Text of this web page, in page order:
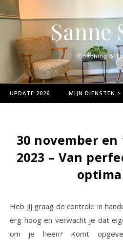
Spring naar inhoud
Sanne
Coaching &
UPDATE 2026 MIJN DIENSTEN >
30 november en
2023 – Van
Heb jij graag de controle in handen? Leg je de lat vaak wel
erg hoog en verwacht je dat
om je heen? Komt